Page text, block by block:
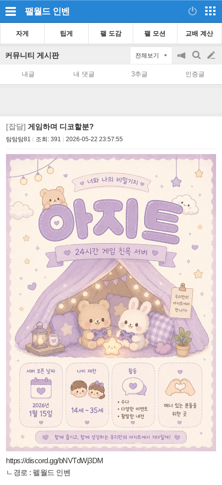
팰월드 인벤
자게 팁게 팰 도감 팰 모션 교배 계산
커뮤니티 게시판 전체보기
공
on/off
검
색
글
쓰
내글 내 댓글 3추글 인증글
[잡담] 게임하며 디코할분?
탐탐탐81 조회: 391 2026-05-22 23:57:55
https://discord.gg/bNVTdWj3DM
ㄴ경로 : 펠월드 인벤